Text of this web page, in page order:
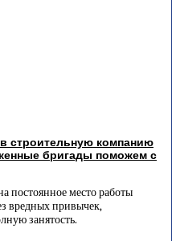
строительную компанию
бригады поможем с
постоянное место работы
вредных привычек,
занятость.